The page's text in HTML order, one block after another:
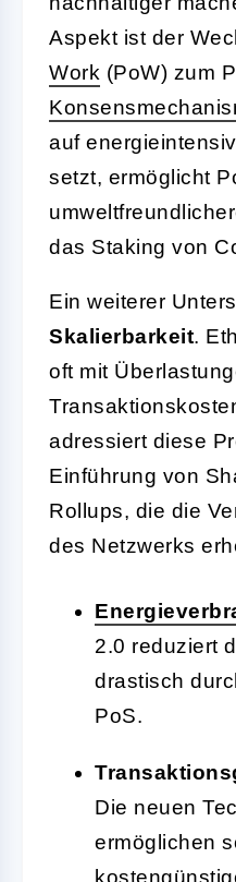
Aspekt ist der
Work (PoW) zum
auf
setzt, ermöglicht
das Staking von
Ein weiterer
Skalierbarkeit.
oft mit
adressiert diese
Einführung von
Rollups, die die
des Netzwerks
2.0 reduziert
drastisch
PoS.
Die neuen
ermöglichen